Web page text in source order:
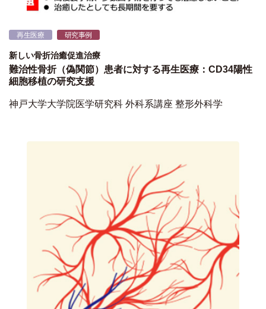
再生医療 研究事例
新しい骨折治癒促進治療
難治性骨折（偽関節）患者に対する再生医療：CD34陽性
細胞移植の研究支援
神戸大学大学院医学研究科 外科系講座 整形外科学